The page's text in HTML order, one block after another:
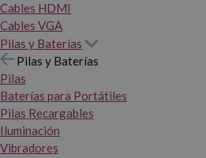
Cables HDMI
Cables VGA
Pilas y Baterías
Pilas y Baterías
Pilas
Baterías para Portátiles
Pilas Recargables
Iluminación
Vibradores